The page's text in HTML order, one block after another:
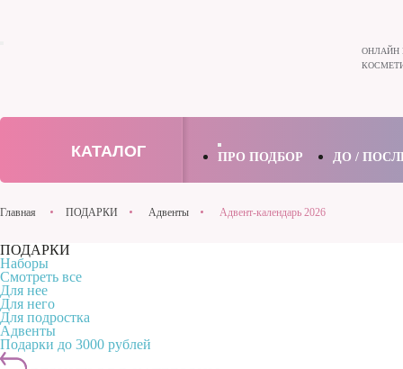
ОНЛАЙН
КАТАЛОГ ПРО ПОДБОР ДО /
Главная ПОДАРКИ Адвенты Адвент-календарь 2026
ПОДАРКИ
Наборы
Смотреть все
Для нее
Для него
Для подростка
Адвенты
Подарки до 3000 рублей